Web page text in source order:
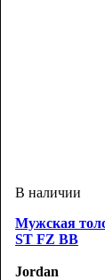
Мужская
ST FZ BB
Jordan